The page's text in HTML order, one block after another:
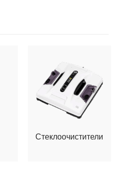
Стеклоочистители